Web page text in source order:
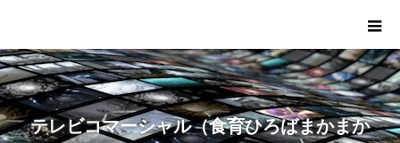
テレビコマーシャル（食育ひろばまかまか